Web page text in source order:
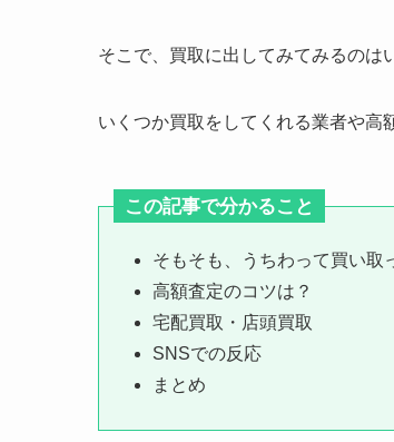
そこで、買取に出してみてみるのは
いくつか買取をしてくれる業者や高
この記事で分かること
そもそも、うちわって買い取
高額査定のコツは？
宅配買取・店頭買取
SNSでの反応
まとめ